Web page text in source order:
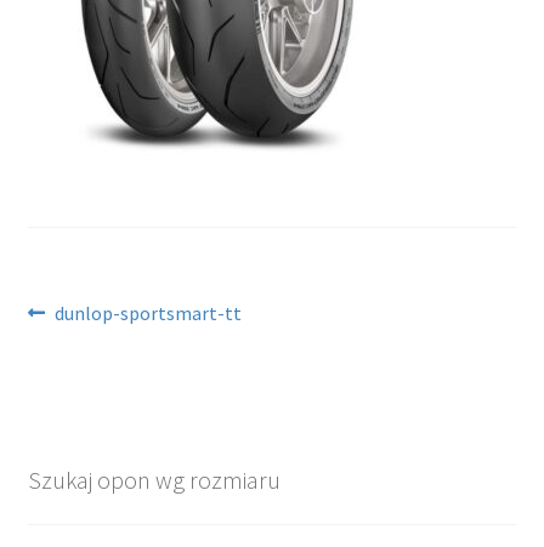
Nawigacja
Poprzedni
dunlop-sportsmart-tt
Szukaj opon wg rozmiaru